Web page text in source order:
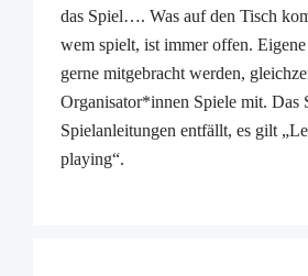
das Spiel…. Was auf den Tisch
wem spielt, ist immer offen.
gerne mitgebracht werden,
Organisator*innen Spiele mit. Das
Spielanleitungen entfällt, es gilt
playing“.